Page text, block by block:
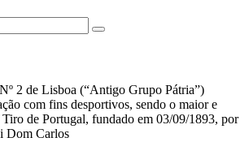
2 de Lisboa (“Antigo Grupo Pátria”)
com fins desportivos, sendo o maior e
de Portugal, fundado em 03/09/1893, por
Dom Carlos